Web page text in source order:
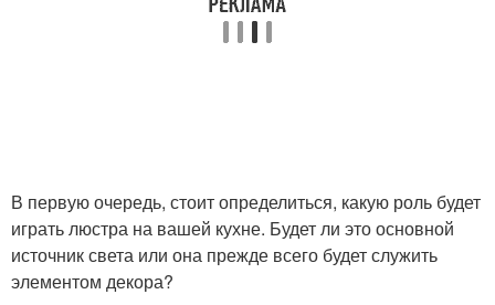
В первую очередь, стоит определиться, какую роль будет
играть люстра на вашей кухне. Будет ли это основной
источник света или она прежде всего будет служить
элементом декора?